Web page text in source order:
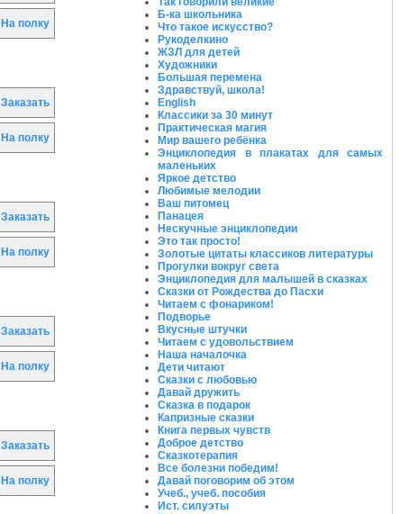
На полку
Заказать
На полку
Заказать
На полку
Заказать
На полку
Заказать
На полку
Б-ка школьника
Что такое искусство?
Рукоделкино
ЖЗЛ для детей
Художники
Большая перемена
Здравствуй, школа!
English
Классики за 30 минут
Практическая магия
Мир вашего ребёнка
Энциклопедия в плакатах для самых
маленьких
Яркое детство
Любимые мелодии
Ваш питомец
Панацея
Нескучные энциклопедии
Это так просто!
Золотые цитаты классиков литературы
Прогулки вокруг света
Энциклопедия для малышей в сказках
Сказки от Рождества до Пасхи
Читаем с фонариком!
Подворье
Вкусные штучки
Читаем с удовольствием
Наша началочка
Дети читают
Сказки с любовью
Давай дружить
Сказка в подарок
Капризные сказки
Книга первых чувств
Доброе детство
Сказкотерапия
Все болезни победим!
Давай поговорим об этом
Учеб., учеб. пособия
Ист. силуэты